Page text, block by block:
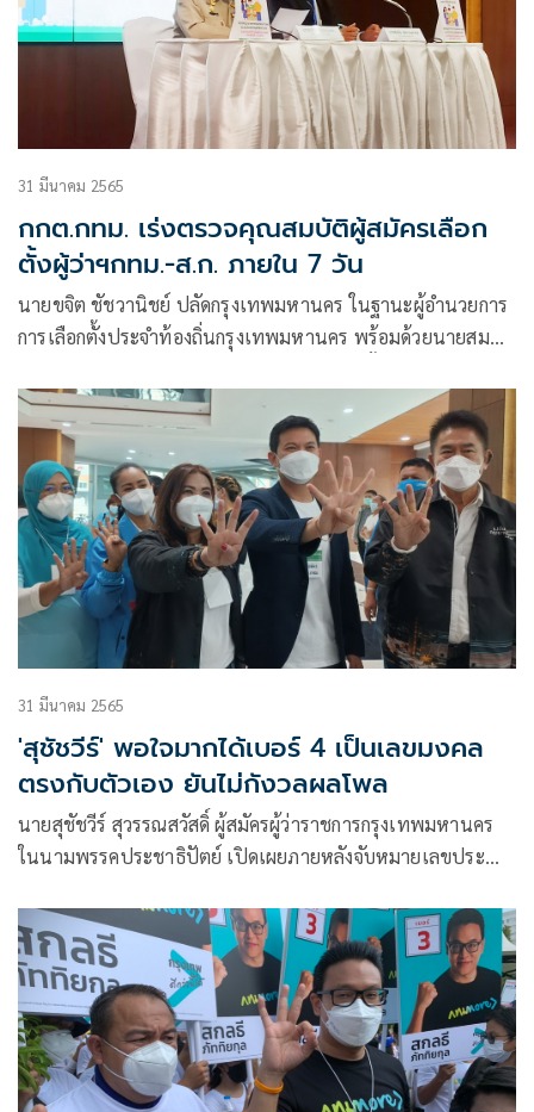
31 มีนาคม 2565
กกต.กทม. เร่งตรวจคุณสมบัติผู้สมัครเลือก
ตั้งผู้ว่าฯกทม.-ส.ก. ภายใน 7 วัน
นายขจิต ชัชวานิชย์ ปลัดกรุงเทพมหานคร ในฐานะผู้อำนวยการ
การเลือกตั้งประจำท้องถิ่นกรุงเทพมหานคร พร้อมด้วยนายสมชัย
กรุงเทพมหานคร แถลงข่าวภาพรวมการเปิดรับสมัครผู้ว่า
ราชการกรุงเทพมหานคร (ผว.กทม.)แ
31 มีนาคม 2565
'สุชัชวีร์' พอใจมากได้เบอร์ 4 เป็นเลขมงคล
ตรงกับตัวเอง ยันไม่กังวลผลโพล
นายสุชัชวีร์ สุวรรณสวัสดิ์ ผู้สมัครผู้ว่าราชการกรุงเทพมหานคร
ในนามพรรคประชาธิปัตย์ เปิดเผยภายหลังจับหมายเลขประจำ
ห้องให้คนกรุงเทพฯทั้งหมด